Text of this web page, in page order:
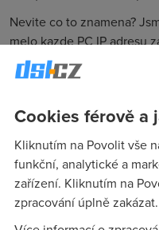
Nevite co to znamena?
melo kazde PC IP adresu
,max. do koncovky 14,
nahoru.Pritom nikdo nic v
Nargon(19.1.2008 10:25:11)
Asi to zni neuveritelne,
Routery edimax se neumi
clovek. A na funkcnost to
Cookies férově a
Kliknutím na Povolit vše
funkční, analytické a
zařízení. Kliknutím na
zpracování úplně zakázat.